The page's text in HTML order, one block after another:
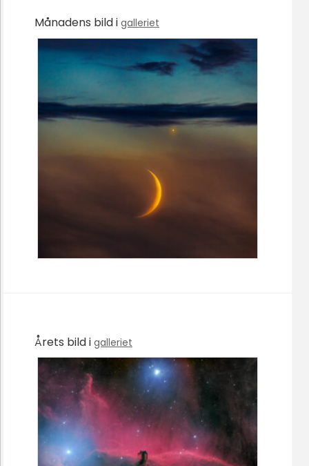
Månadens bild i galleriet
Årets bild i galleriet